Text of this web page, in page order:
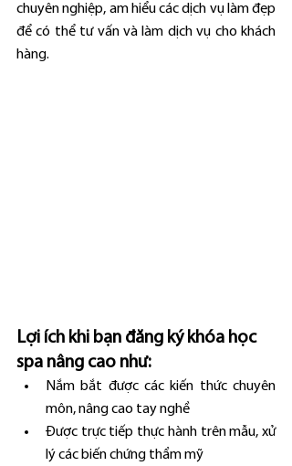
chuyên nghiệp, am hiểu các dịch vụ làm đẹp
để có thể tư vấn và làm dịch vụ cho khách
hàng.
Lợi ích khi bạn đăng ký khóa học
spa nâng cao như:
Nắm bắt được các kiến thức chuyên
môn, nâng cao tay nghề
Được trực tiếp thực hành trên mẫu, xử
lý các biến chứng thẩm mỹ